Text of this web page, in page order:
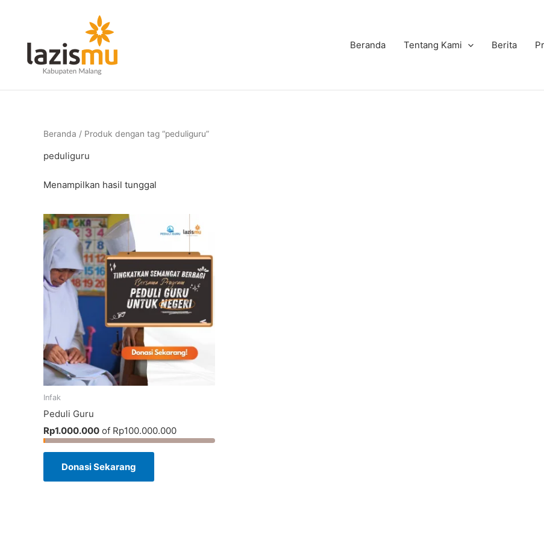
Beranda
Tentang Kami Berita
Beranda / Produk dengan tag “peduliguru”
peduliguru
Menampilkan hasil tunggal
Infak
Peduli Guru
Rp1.000.000 of Rp100.000.000
Donasi Sekarang